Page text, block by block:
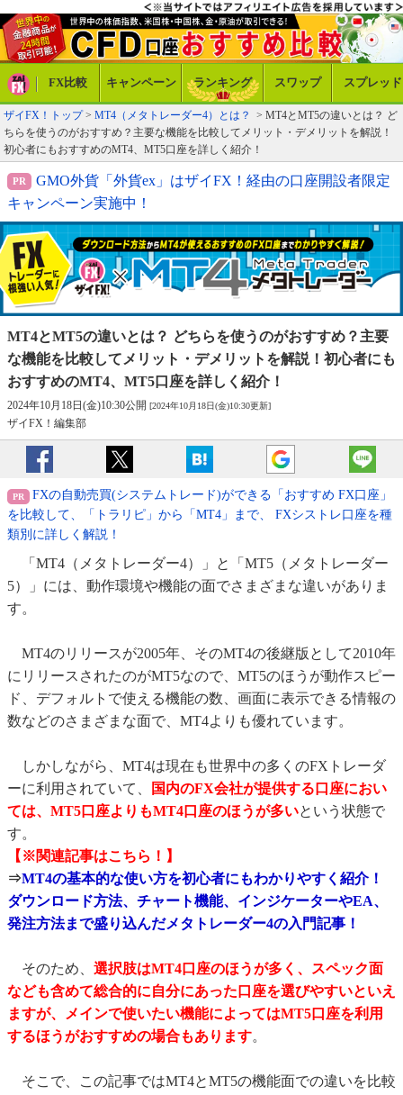
FX比較 キャンペーン ランキング スワップ スプレッド
ザイFX！トップ> MT4（メタトレーダー4）とは？
> MT4とMT5の違いとは？ ど
ちらを使うのがおすすめ？主要な機能を比較してメリット・デメリットを解説！
初心者にもおすすめのMT4、MT5口座を詳しく紹介！
GMO外貨「外貨ex」はザイFX！経由の口座開設者限定
キャンペーン実施中！
MT4とMT5の違いとは？ どちらを使うのがおすすめ？ 主要
な機能を比較してメリット・デメリットを解説！ 初心者にも
おすすめのMT4、MT5口座を詳しく紹介！
2024年10月18日(金)10:30公開 [2024年10月18日(金)10:30更新]
ザイFX！編集部
FXの自動売買(システムトレード)ができる「おすすめ FX口座」
を比較して、「トラリピ」から「MT4」まで、 FXシストレ口座を種
類別に詳しく解説！
「MT4（メタトレーダー4）」と「MT5（メタトレーダー
5）」には、動作環境や機能の面でさまざまな違いがありま
す。
MT4のリリースが2005年、そのMT4の後継版として2010年
にリリースされたのがMT5なので、MT5のほうが動作スピー
ド、デフォルトで使える機能の数、画面に表示できる情報の
数などのさまざまな面で、MT4よりも優れています。
しかしながら、MT4は現在も世界中の多くのFXトレーダ
ーに利用されていて、
国内のFX会社が提供する口座におい
ては、MT5口座よりもMT4口座のほうが多いという状態で
す。
【※関連記事はこちら！】
⇒MT4の基本的な使い方を初心者にもわかりやすく紹介！
ダウンロード方法、チャート機能、インジケーターやEA、
発注方法まで盛り込んだメタトレーダー4の入門記事！
そのため、 選択肢はMT4口座のほうが多く、スペック面
なども含めて総合的に自分にあった口座を選びやすいといえ
ますが、メインで使いたい機能によってはMT5口座を利用
するほうがおすすめの場合もあります。
そこで、この記事ではMT4とMT5の機能面での違いを比較